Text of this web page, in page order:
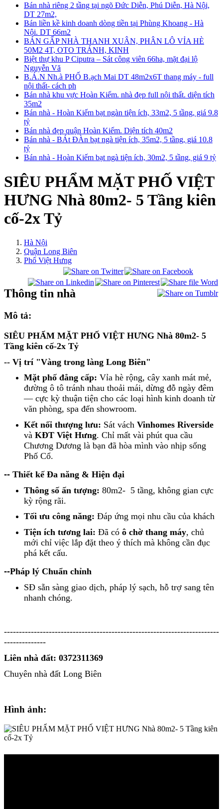
Bán nhà riêng 2 tầng tại ngõ Đức Diễn, Phú Diễn, Hà Nội,
DT 27m2,
Bán liền kề kinh doanh dòng tiền tại Phùng Khoang - Hà
Nội. DT 66m2
BÁN GẤP NHÀ THANH XUÂN, PHÂN LÔ VỈA HÈ
50M2 4T, OTO TRÁNH, KINH
Biệt thự khu P Ciputra – Sát công viên 66ha, mặt đại lộ
Nguyễn Vă
B.Á.N Nh.à PHỐ B.ạch Mai DT 48m2x6T thang máy - full
nội thất- cách ph
Bán nhà khu vực Hoàn Kiếm. nhà đẹp full nội thất. diện tích
35m2
Bán nhà - Hoàn Kiếm bạt ngàn tiện ích, 33m2, 5 tầng, giá 9.8
tỷ
Bán nhà đẹp quận Hoàn Kiếm. Diện tích 40m2
Bán nhà - BÁt ĐÀn bạt ngà tiện ích, 35m2, 5 tầng, giá 10.8
tỷ
Bán nhà - Hoàn Kiếm bạt ngà tiện ích, 30m2, 5 tầng, giá 9 tỷ
SIÊU PHẨM MẶT PHỐ VIỆT
HƯNG Nhà 80m2- 5 Tầng kiên
cố-2x Tỷ
Hà Nội
Quận Long Biên
Phố Việt Hưng
Thông tin nhà
Mô tả:
SIÊU PHẨM MẶT PHỐ VIỆT HƯNG Nhà 80m2- 5
Tầng kiên cố-2x Tỷ
-- Vị trí "Vàng trong làng Long Biên"
Mặt phố đẳng cấp: Vỉa hè rộng, cây xanh mát mẻ,
đường ô tô tránh nhau thoải mái, dừng đỗ ngày đêm
— cực kỳ thuận tiện cho các loại hình kinh doanh từ
văn phòng, spa đến showroom.
Kết nối thượng lưu: Sát vách Vinhomes Riverside
và KĐT Việt Hưng. Chỉ mất vài phút qua cầu
Chương Dương là bạn đã hòa mình vào nhịp sống
Phố Cổ.
-- Thiết kế Đa năng & Hiện đại
Thông số ấn tượng: 80m2- 5 tầng, không gian cực
kỳ rộng rãi.
Tối ưu công năng: Đáp ứng mọi nhu cầu của khách
Tiện ích tương lai: Đã có ô chờ thang máy, chủ
mới chỉ việc lắp đặt theo ý thích mà không cần đục
phá kết cấu.
--Pháp lý Chuẩn chỉnh
SĐ sẵn sàng giao dịch, pháp lý sạch, hỗ trợ sang tên
nhanh chóng.
------------------------------------------------------------------------
--------------
Liên nhà đất: 0372311369
Chuyên nhà đất Long Biên
Hình ảnh: